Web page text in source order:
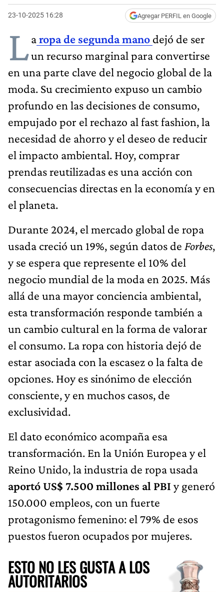
23-10-2025 16:28 Agregar PERFIL en Google
Laropa de segunda mano dejó de ser
un recurso marginal para convertirse
en una parte clave del negocio global de la
moda. Su crecimiento expuso un cambio
profundo en las decisiones de consumo,
empujado por el rechazo al fast fashion, la
necesidad de ahorro y el deseo de reducir
el impacto ambiental. Hoy, comprar
prendas reutilizadas es una acción con
consecuencias directas en la economía y en
el planeta.
Durante 2024, el mercado global de ropa
usada creció un 19%, según datos de Forbes,
y se espera que represente el 10% del
negocio mundial de la moda en 2025. Más
allá de una mayor conciencia ambiental,
esta transformación responde también a
un cambio cultural en la forma de valorar
el consumo. La ropa con historia dejó de
estar asociada con la escasez o la falta de
opciones. Hoy es sinónimo de elección
consciente, y en muchos casos, de
exclusividad.
El dato económico acompaña esa
transformación. En la Unión Europea y el
Reino Unido, la industria de ropa usada
aportó US$ 7.500 millones al PBI y generó
150.000 empleos, con un fuerte
protagonismo femenino: el 79% de esos
puestos fueron ocupados por mujeres.
ESTO NO LES GUSTA A LOS
AUTORITARIOS